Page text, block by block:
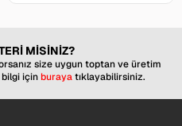
MİSİNİZ?
size uygun toptan ve üretim
için burayatıklayabilirsiniz.